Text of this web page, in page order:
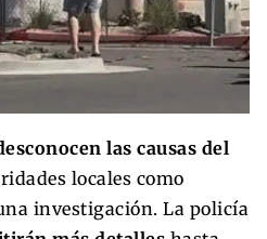
las causas del
locales como
investigación. La policía